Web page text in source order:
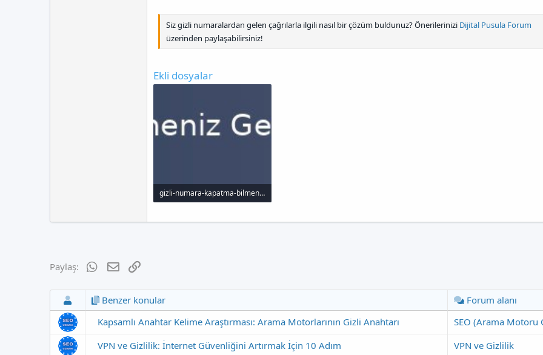
Siz gizli numaralardan gelen çağrılarla ilgili nasıl bir çözüm buldunuz? Önerilerinizi Dijital Pusula Forum
üzerinden paylaşabilirsiniz!
Ekli dosyalar
gizli-numara-kapatma-bilmeniz-gereken-yontemler_1000x120.jpg
Paylaş: WhatsApp
E-posta
Benzer konular
Forum alanı
Kapsamlı Anahtar Kelime Araştırması: Arama Motorlarının Gizli Anahtarı
SEO (Arama Motoru
VPN ve Gizlilik: İnternet Güvenliğini Artırmak İçin 10 Adım
VPN ve Gizlilik